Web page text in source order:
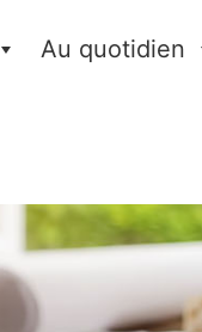
Au quotidien